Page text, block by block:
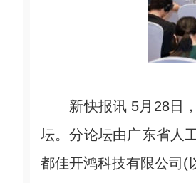
新快报讯 5月28日，
坛。分论坛由广东省人
都佳开鸿科技有限公司(